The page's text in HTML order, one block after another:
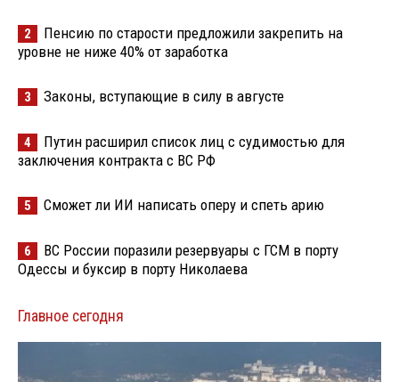
2
Пенсию по старости предложили закрепить на
уровне не ниже 40% от заработка
3 Законы, вступающие в силу в августе
4
Путин расширил список лиц с судимостью для
заключения контракта с ВС РФ
5 Сможет ли ИИ написать оперу и спеть арию
6
ВС России поразили резервуары с ГСМ в порту
Одессы и буксир в порту Николаева
Главное сегодня